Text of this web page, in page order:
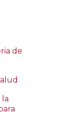
de
la